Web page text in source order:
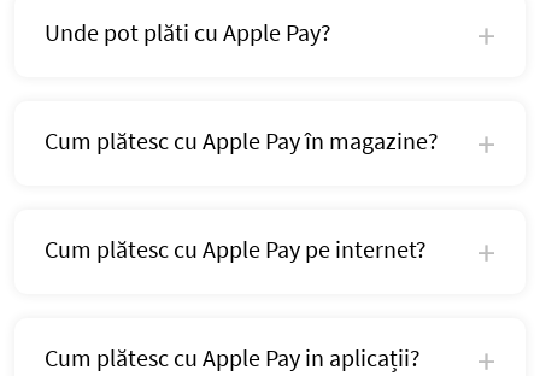
Unde pot plăti cu Apple Pay?
Cum plătesc cu Apple Pay în magazine?
Cum plătesc cu Apple Pay pe internet?
Cum plătesc cu Apple Pay in aplicații?